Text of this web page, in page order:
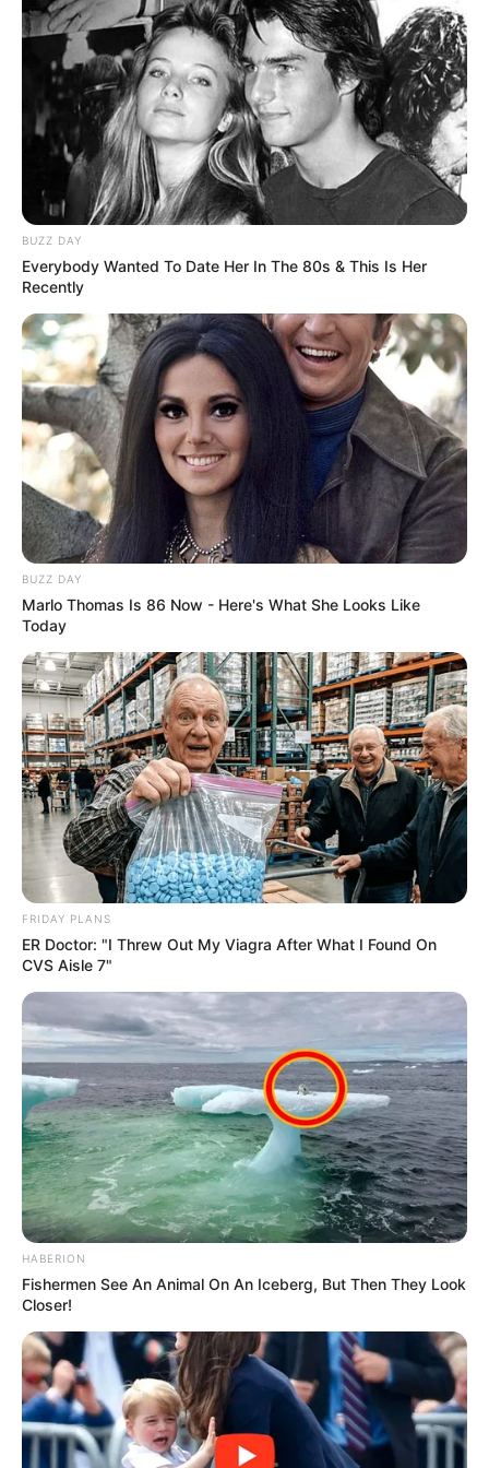
Rua XV
DESTAQUE 23 de março de 2026
Fringe 2026 reúne 300 atrações
e amplia programação gratuita
em Curitiba
FESTIVAL DE CURITIBA 20 de março de 2026
Festival de Outono em Curitiba
de...
Ingressos de cinema grátis para
clientes chamados Wagner,
Carlos, Tânia, Alice...
CINEMA E STREAMING 16 de março de 2026
Oscar 2026 ao vivo na fachada
do Cine Passeio, torcida na...
DE GRAÇA 15 de março de 2026
Artistas mulheres participam de
de Curitiba...
DE GRAÇA 8 de março de 2026
Montagem inspirada em Nelson
Rodrigues estreia no Mini Guaíra
com temporada...
DE GRAÇA 25 de fevereiro de 2026
43ª Oficina de Música de
Curitiba leva música antiga e
MPB...
árvores iluminadas pela cidade e
atrações...
27 de dezembro de 2025
Golpes digitais disparam no fim
do ano: como evitar fraudes em...
DESTAQUE 22 de dezembro de 2025
BUZZ DAY
Everybody Wanted To Date Her In The 80s & This Is Her
Recently
BUZZ DAY
Marlo Thomas Is 86 Now - Here's What She Looks Like
Today
FRIDAY PLANS
ER Doctor: "I Threw Out My Viagra After What I Found On
CVS Aisle 7"
HABERION
Fishermen See An Animal On An Iceberg, But Then They Look
Closer!